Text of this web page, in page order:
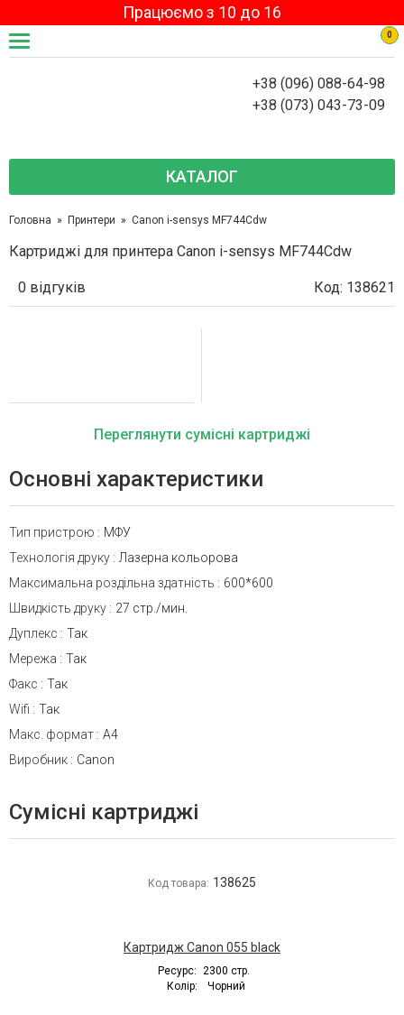
Працюємо з 10 до 16
0
+38 (096) 088-64-98
+38 (073) 043-73-09
КАТАЛОГ
Головна Принтери Canon i-sensys MF744Cdw
Картриджі для принтера Canon i-sensys MF744Cdw
0 відгуків Код: 138621
Переглянути сумісні картриджі
Основні характеристики
Тип пристрою : МФУ
Технологія друку : Лазерна кольорова
Максимальна роздільна здатність : 600*600
Швидкість друку : 27 стр./мин.
Дуплекс : Так
Мережа : Так
Факс : Так
Wifi : Так
Макс. формат : A4
Виробник : Canon
Сумісні картриджі
Код товара: 138625
Картридж Canon 055 black
Ресурс:
2300 стр.
Колір:
Чорний